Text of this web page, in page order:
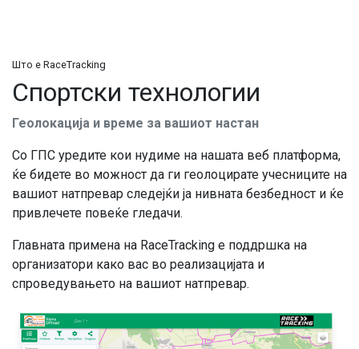
Што е RaceTracking
Спортски технологии
Геолокација и време за вашиот настан
Со ГПС уредите кои нудиме на нашата веб платформа,
ќе бидете во можност да ги геолоцирате учесниците на
вашиот натпревар следејќи ја нивната безбедност и ќе
привлечете повеќе гледачи.
Главната примена на RaceTracking е поддршка на
организатори како вас во реализацијата и
спроведувањето на вашиот натпревар.